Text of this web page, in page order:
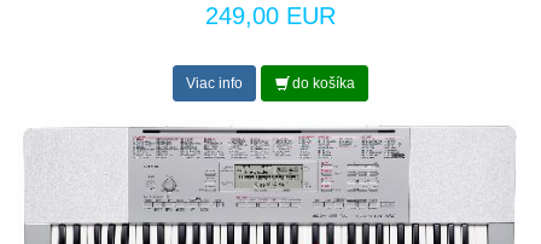
249,00 EUR
Viac info do košíka